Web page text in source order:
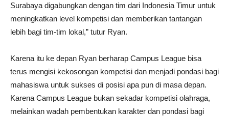
Surabaya digabungkan dengan tim dari Indonesia Timur untuk
meningkatkan level kompetisi dan memberikan tantangan
lebih bagi tim-tim lokal,” tutur Ryan.
Karena itu ke depan Ryan berharap Campus League bisa
terus mengisi kekosongan kompetisi dan menjadi pondasi bagi
mahasiswa untuk sukses di posisi apa pun di masa depan.
Karena Campus League bukan sekadar kompetisi olahraga,
melainkan wadah pembentukan karakter dan pondasi bagi